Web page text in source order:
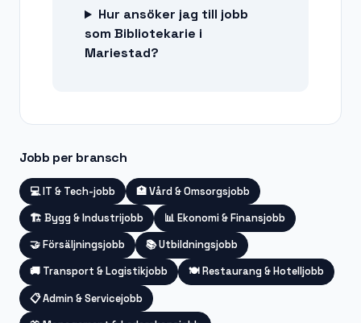
Hur ansöker jag till jobb
som Bibliotekarie i
Mariestad?
Jobb per bransch
💻IT & Tech-jobb 🏥Vård & Omsorgsjobb
🏗️ Bygg & Industrijobb 📊Ekonomi & Finansjobb
🤝Försäljningsjobb 📚Utbildningsjobb
🚚 Transport & Logistikjobb 🍽️Restaurang & Hotelljobb
📋Admin & Servicejobb